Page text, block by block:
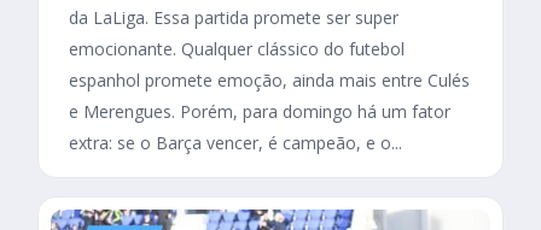
da LaLiga. Essa partida promete ser super
emocionante. Qualquer clássico do futebol
espanhol promete emoção, ainda mais entre Culés
e Merengues. Porém, para domingo há um fator
extra: se o Barça vencer, é campeão, e o...